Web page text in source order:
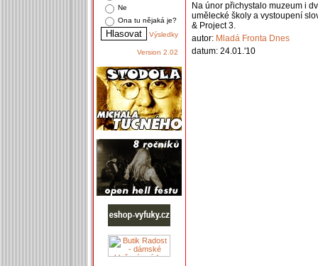
Ne
Ona tu nějaká je?
Výsledky
Version 2.02
Na únor přichystalo muzeum i
umělecké školy a vystoupení
& Project 3.
autor: Mladá Fronta Dnes
datum: 24.01.'10